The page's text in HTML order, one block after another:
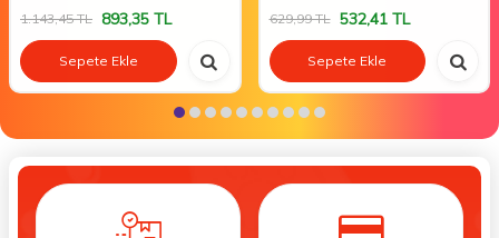
1.143,45TL 893,35 TL
Sepete Ekle
629,99TL 532,41TL
Sepete Ekle